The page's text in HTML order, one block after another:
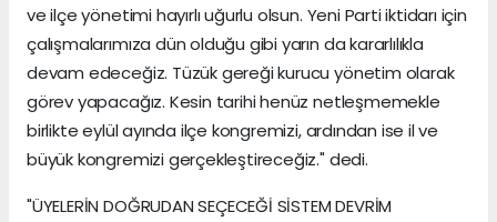
ve ilçe yönetimi hayırlı uğurlu olsun. Yeni Parti iktidarı için
çalışmalarımıza dün olduğu gibi yarın da kararlılıkla
devam edeceğiz. Tüzük gereği kurucu yönetim olarak
görev yapacağız. Kesin tarihi henüz netleşmemekle
birlikte eylül ayında ilçe kongremizi, ardından ise il ve
büyük kongremizi gerçekleştireceğiz." dedi.
"ÜYELERİN DOĞRUDAN SEÇECEĞİ SİSTEM DEVRİM